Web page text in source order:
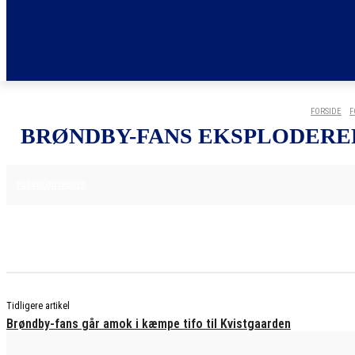
FORSIDE
BRØNDBY-FANS
Tidligere artikel
Brøndby-fans går amok i kæmpe tifo til Kvistgaarden